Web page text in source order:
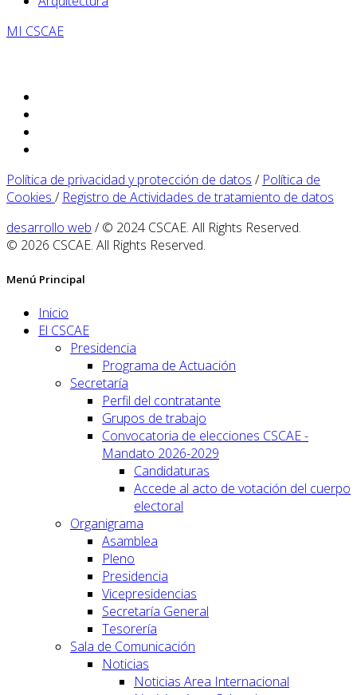
MI CSCAE
Política de privacidad y protección de datos / Política de
Cookies / Registro de Actividades de tratamiento de datos
desarrollo web / © 2024 CSCAE. All Rights Reserved.
© 2026 CSCAE. All Rights Reserved.
Menú Principal
Inicio
El CSCAE
Presidencia
Programa de Actuación
Secretaría
Perfil del contratante
Grupos de trabajo
Convocatoria de elecciones CSCAE -
Mandato 2026-2029
Candidaturas
Accede al acto de votación del cuerpo
electoral
Organigrama
Asamblea
Pleno
Presidencia
Vicepresidencias
Secretaría General
Tesorería
Sala de Comunicación
Noticias
Noticias Area Internacional